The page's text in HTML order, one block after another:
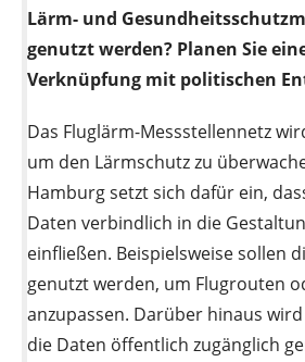
Lärm- und
genutzt werden? Planen Sie
Verknüpfung mit politischen
Das Fluglärm-Messstellennetz
um den Lärmschutz zu
Hamburg setzt sich dafür ein,
Daten verbindlich in die
einfließen. Beispielsweise sollen
genutzt werden, um Flugrouten
anzupassen. Darüber hinaus
die Daten öffentlich zugänglich